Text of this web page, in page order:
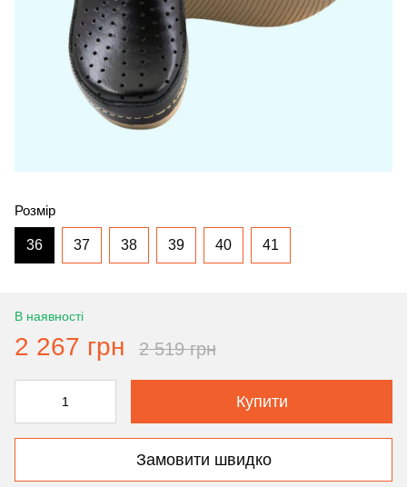
Розмір
36 37 38 39 40 41
В наявності
2 267 грн 2 519 грн
Купити
Замовити швидко